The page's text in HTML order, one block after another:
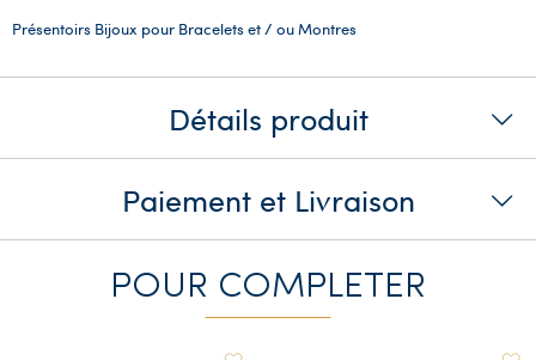
Présentoirs Bijoux pour Bracelets et / ou Montres
Détails produit
Paiement et Livraison
POUR COMPLETER